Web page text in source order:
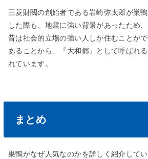
三菱財閥の創始者である岩崎弥太郎が巣
した際も、地震に強い背景があったため
昔は社会的立場の強い人しか住むことが
あることから、『大和郷』として呼ばれ
れています。
まとめ
巣鴨がなぜ人気なのかを詳しく紹介してい